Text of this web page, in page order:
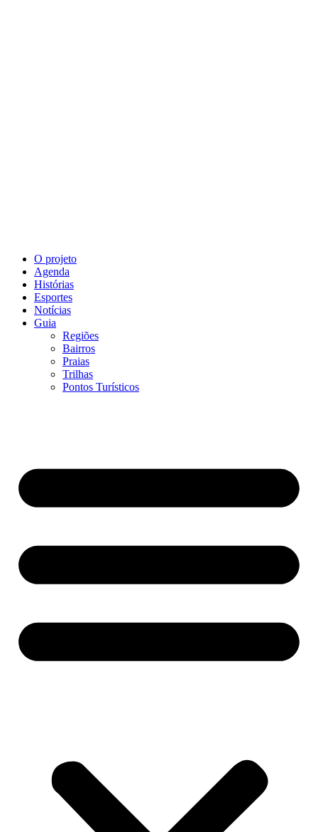
O projeto
Agenda
Histórias
Esportes
Notícias
Guia
Regiões
Bairros
Praias
Trilhas
Pontos Turísticos